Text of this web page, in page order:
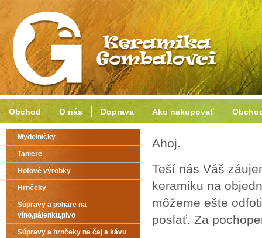
Ahoj.
Teší nás Váš
keramiku na
môžeme ešte
poslať. Za
Mydelničky
Taniere
Hotové výrobky
Hrnčeky
Súpravy a poháre na
víno,pálenku,pivo
Súpravy a hrnčeky na čaj a kávu
Obchod O nás Doprava Ako nakupovať